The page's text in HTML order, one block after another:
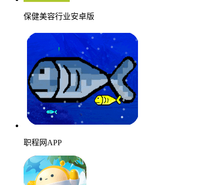
保健美容行业安卓版
职程网APP